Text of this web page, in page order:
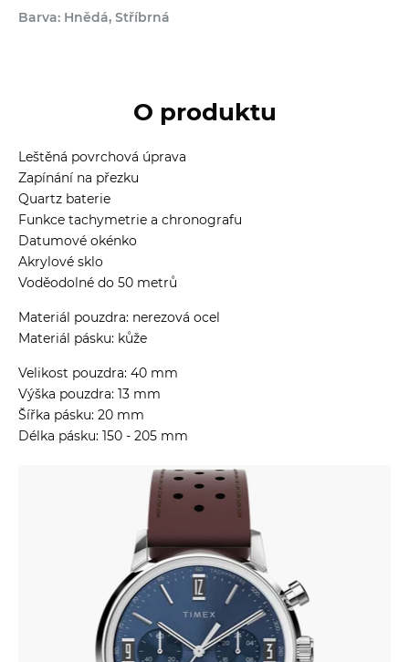
Barva: Hnědá, Stříbrná
O produktu
Leštěná povrchová úprava
Zapínání na přezku
Quartz baterie
Funkce tachymetrie a chronografu
Datumové okénko
Akrylové sklo
Voděodolné do 50 metrů
Materiál pouzdra: nerezová ocel
Materiál pásku: kůže
Velikost pouzdra: 40 mm
Výška pouzdra: 13 mm
Šířka pásku: 20 mm
Délka pásku: 150 - 205 mm